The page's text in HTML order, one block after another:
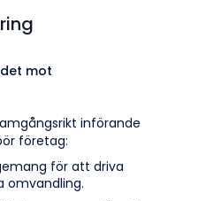
mot
införande
företag:
för att driva
omvandling.